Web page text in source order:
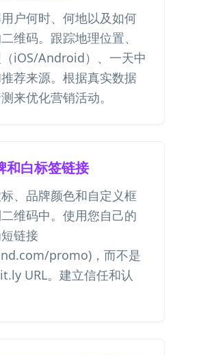
户何时、何地以及如何
维码。跟踪地理位置、
iOS/Android）、一天中
荐来源。根据真实数据
来优化营销活动。
和白标签链接
、品牌颜色和自定义框
维码中。使用您自己的
链接
promo)，而不是
URL。建立信任和认